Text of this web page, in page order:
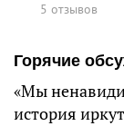
5 отзывов
Горячие
«Мы
история